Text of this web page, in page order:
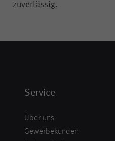
zuverlässig.
Service
Über uns
Gewerbekunden